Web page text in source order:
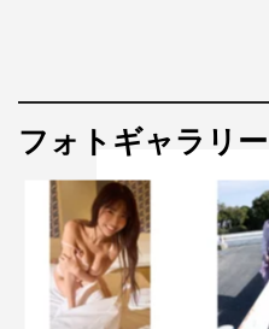
フォトギャラリー